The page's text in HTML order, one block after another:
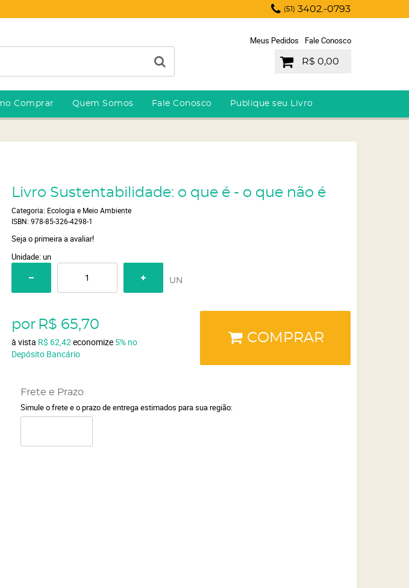
(51) 3402.-0793
Meus Pedidos Fale Conosco
R$ 0,00
Comprar Quem Somos Fale Conosco Publique seu Livro
Livro Sustentabilidade: o que é - o que não é
Categoria: Ecologia e Meio Ambiente
ISBN: 978-85-326-4298-1
Seja o primeira a avaliar!
Unidade: un
UN
por R$ 65,70
à vista R$ 62,42economize 5% no
Depósito Bancário
COMPRAR
Frete e Prazo
Simule o frete e o prazo de entrega estimados para sua região: